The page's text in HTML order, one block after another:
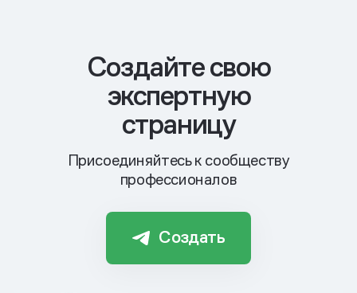
Cоздайте свою
экспертную
страницу
Присоединяйтесь к сообществу
профессионалов
Создать